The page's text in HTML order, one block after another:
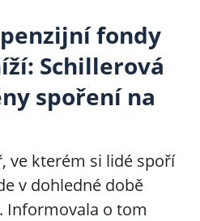
fondy
Schillerová
spoření na
ve kterém si lidé spoří
v dohledné době
Informovala o tom